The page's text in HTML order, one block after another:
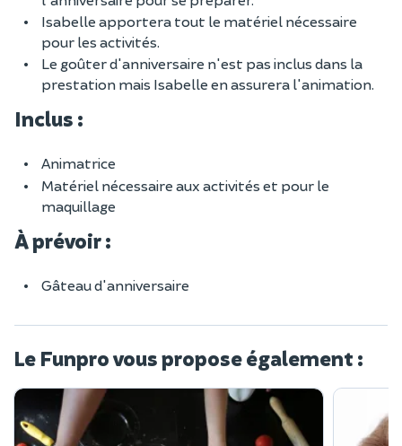
Isabelle apportera tout le matériel nécessaire
pour les activités.
Le goûter d'anniversaire n'est pas inclus dans la
prestation mais Isabelle en assurera l'animation.
Inclus :
Animatrice
Matériel nécessaire aux activités et pour le
maquillage
À prévoir :
Gâteau d'anniversaire
Le Funpro vous propose également :